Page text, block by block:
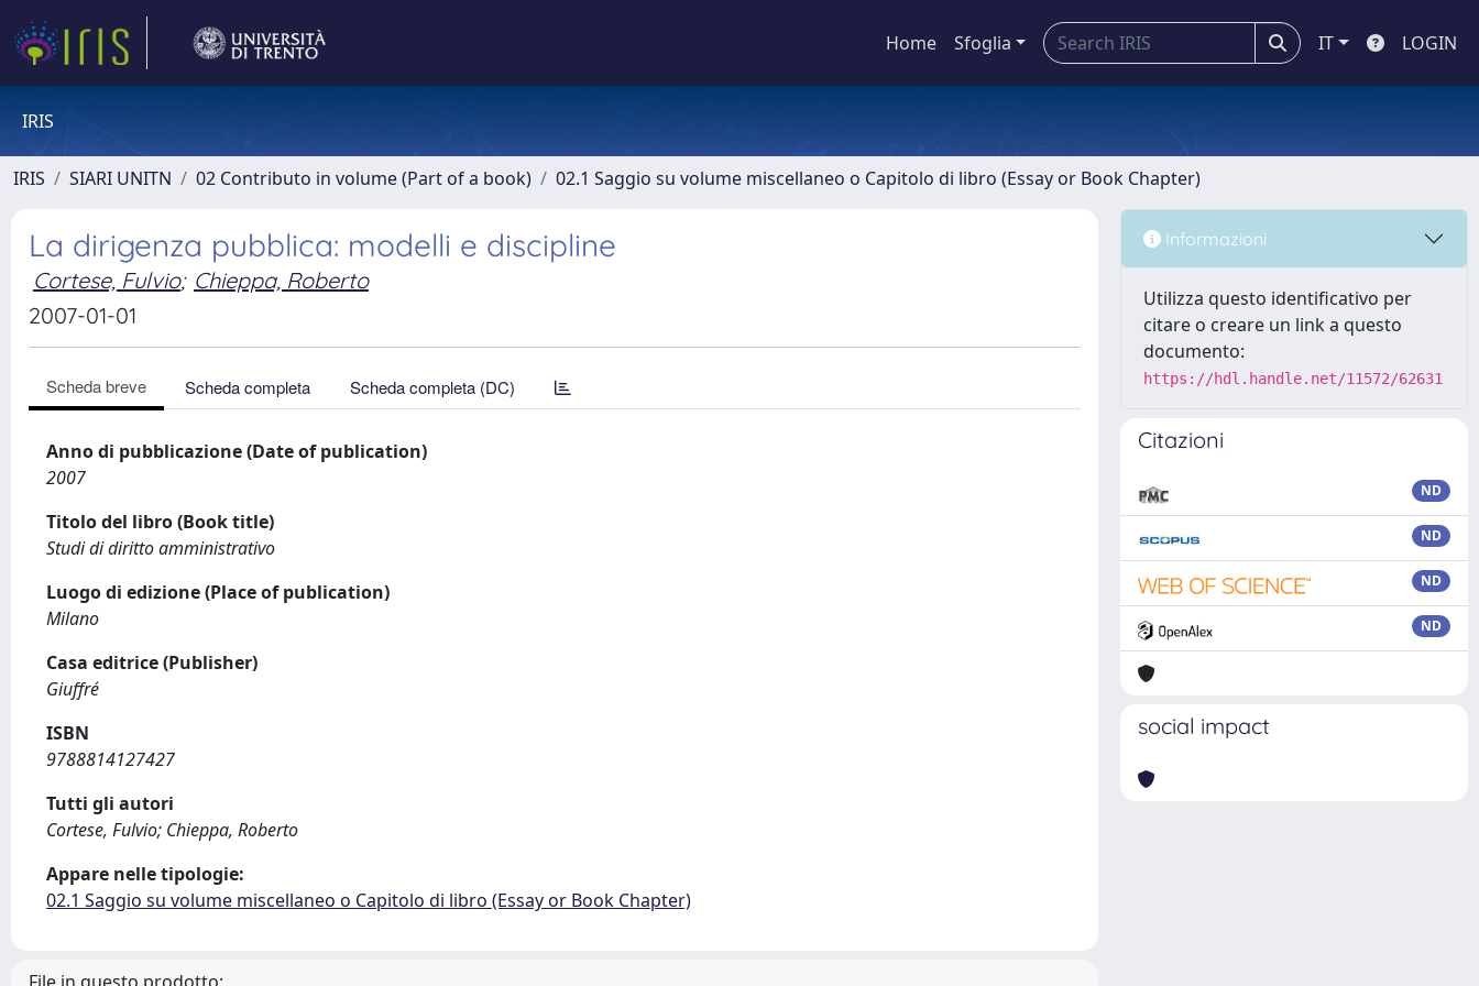
Home Sfoglia IT LOGIN
IRIS
IRIS SIARI UNITN 02 Contributo in volume (Part of a book) 02.1 Saggio su volume miscellaneo o Capitolo di libro (Essay or Book Chapter)
La dirigenza pubblica: modelli e discipline
Cortese, Fulvio; Chieppa, Roberto
2007-01-01
Scheda breve Scheda completa Scheda completa (DC)
Anno di pubblicazione (Date of publication)
2007
Titolo del libro (Book title)
Studi di diritto amministrativo
Luogo di edizione (Place of publication)
Milano
Casa editrice (Publisher)
Giuffré
ISBN
9788814127427
Tutti gli autori
Cortese, Fulvio; Chieppa, Roberto
Appare nelle tipologie:
02.1 Saggio su volume miscellaneo o Capitolo di libro (Essay or Book Chapter)
Informazioni
Utilizza questo identificativo per
citare o creare un link a questo
documento:
https://hdl.handle.net/11572/62631
Citazioni
ND
ND
ND
ND
social impact